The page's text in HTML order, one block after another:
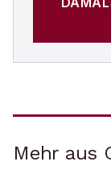
Mehr aus